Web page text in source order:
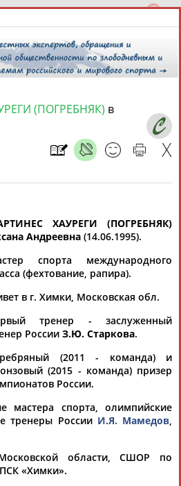
2026 года, 11:48
И СПЕЦИАЛИСТЫ
МАРТИНЕС ХАУРЕГИ
(ПОГРЕБНЯК) в
ХАУРЕГИ (ПОГРЕБНЯК)
Андреевна (14.06.1995).
спорта международного
(фехтование, рапира).
в г. Химки, Московская обл.
тренер - заслуженный
России З.Ю. Старкова.
(2011 - команда) и
(2015 - команда) призер
России.
мастера спорта, олимпийские
тренеры России И.Я. Мамедов,
области, СШОР по
«Химки».